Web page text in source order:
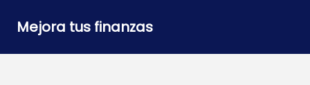
Mejora tus finanzas